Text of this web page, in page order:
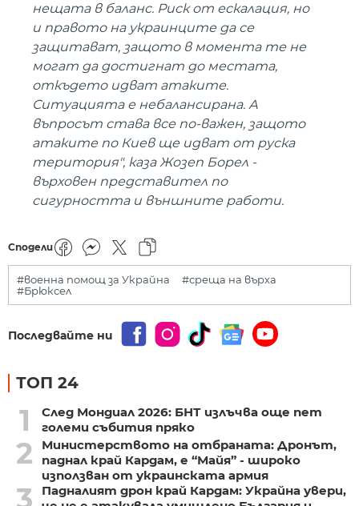
нещата в баланс. Риск от ескалация, но
и правото на украинците да се
защитават, защото в момента те не
могат да достигнат до местата,
откъдето идват атаките.
Ситуацията е небалансирана. А
въпросът става все по-важен, защото
атаките по Киев ще идват от руска
територия", каза Жозеп Борел -
върховен представител по
сигурността и външните работи.
Сподели
#военна помощ за Украйна
#среща на върха
#Брюксел
Последвайте ни
ТОП 24
1
След Мондиал 2026: БНТ излъчва още пет
големи събития пряко
2
Министерството на отбраната: Дронът,
паднал край Кардам, е “Майя” - широко
използван от украинската армия
Падналият дрон край Кардам: Украйна увери,